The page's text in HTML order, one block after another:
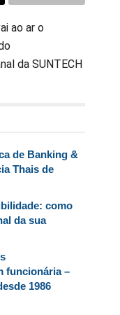
ao ar o
da SUNTECH
de Banking &
Thais de
como
da sua
funcionária –
1986